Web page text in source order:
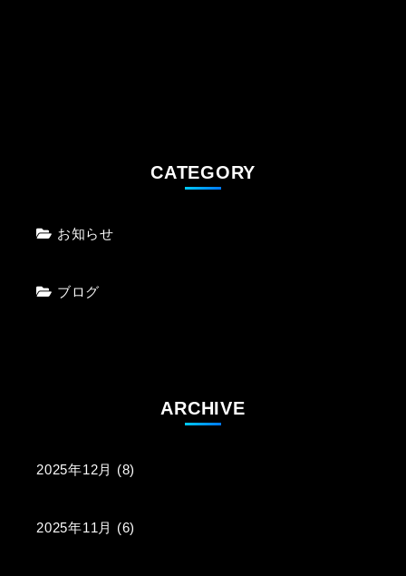
CATEGORY
お知らせ
ブログ
ARCHIVE
2025年12月 (8)
2025年11月 (6)